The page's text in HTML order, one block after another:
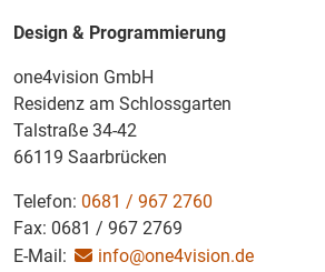
Design & Programmierung
one4vision GmbH
Residenz am Schlossgarten
Talstraße 34-42
66119 Saarbrücken
Telefon: 0681 / 967 2760
Fax: 0681 / 967 2769
E-Mail:
info@one4vision.de